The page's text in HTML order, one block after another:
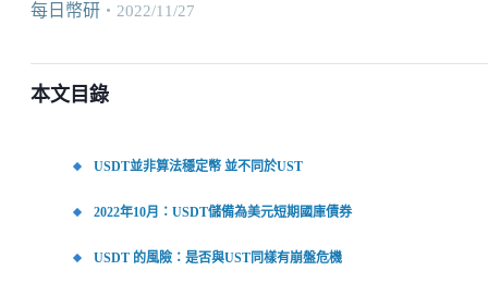
每日幣研 ・ 2022/11/27
本文目錄
USDT並非算法穩定幣 並不同於UST
2022年10月：USDT儲備為美元短期國庫債券
USDT 的風險：是否與UST同樣有崩盤危機